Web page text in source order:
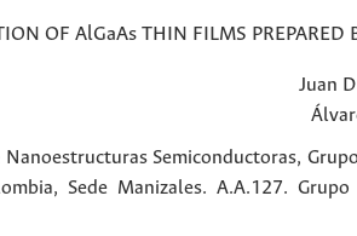
OF AlGaAs THIN FILMS PREPARED
Juan
Semiconductoras,
Sede Manizales. A.A.127.